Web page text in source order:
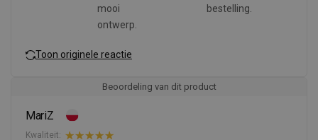
mooi
ontwerp.
bestelling.
Toon originele reactie
Beoordeling van dit product
MariZ
Kwaliteit: